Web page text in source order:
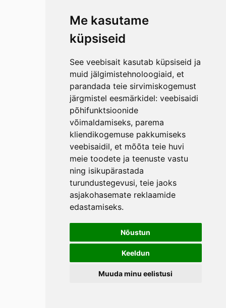
Me kasutame
küpsiseid
See veebisait kasutab küpsiseid ja
muid jälgimistehnoloogiaid, et
parandada teie sirvimiskogemust
järgmistel eesmärkidel: veebisaidi
põhifunktsioonide
võimaldamiseks, parema
kliendikogemuse pakkumiseks
veebisaidil, et mõõta teie huvi
meie toodete ja teenuste vastu
ning isikupärastada
turundustegevusi, teie jaoks
asjakohasemate reklaamide
edastamiseks.
Nõustun
Keeldun
Muuda minu eelistusi